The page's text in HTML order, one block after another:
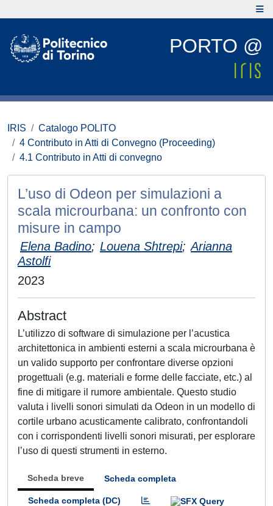
PORTO @
IRIS
Catalogo POLITO
4 Contributo in Atti di Convegno (Proceeding)
4.1 Contributo in Atti di convegno
L’uso di Odeon per simulazioni a
scala microurbana: un confronto con
misure in campo
Elena Badino; Louena Shtrepi; Arianna
Astolfi
2023
Abstract
L’utilizzo di software di simulazione per l’acustica
architettonica in ambienti esterni a scala microurbana è
un valido supporto per confrontare diverse opzioni
progettuali (e.g. materiali e forme delle facciate, etc.) al
fine di mitigare il rumore ambientale. Questo studio
valuta i livelli sonori simulati da Odeon in un modello di
cortile urbano acusticamente calibrato, confrontandoli
con i corrispondenti livelli sonori misurati, per esplorare
l’uso di questi strumenti in esterno.
Scheda breve Scheda completa
Scheda completa (DC)